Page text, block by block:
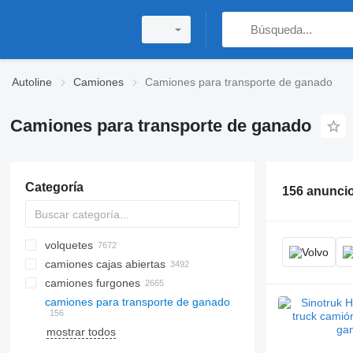
Autoline Camiones Camiones para transporte de ganado
Camiones para transporte de ganado
Categoría
volquetes
camiones cajas abiertas
camiones furgones
camiones para transporte de ganado
mostrar todos
156